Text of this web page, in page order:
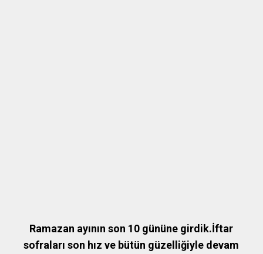
Ramazan ayının son 10 gününe girdik.İftar
sofraları son hız ve bütün güzelliğiyle devam